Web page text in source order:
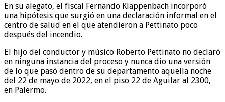
En su alegato, el fiscal Fernando Klappenbach incorporó
una hipótesis que surgió en una declaración informal en el
centro de salud en el que atendieron a Pettinato poco
después del incendio.
El hijo del conductor y músico Roberto Pettinato no declaró
en ninguna instancia del proceso y nunca dio una versión
de lo que pasó dentro de su departamento aquella noche
del 22 de mayo de 2022, en el piso 22 de Aguilar al 2300,
en Palermo.